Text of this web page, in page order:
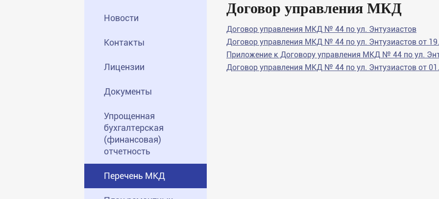
Новости
Контакты
Лицензии
Документы
Упрощенная
бухгалтерская
(финансовая)
отчетность
Перечень МКД
Договор управления МКД
Договор управления МКД № 44 по ул. Энтузиастов
Договор управления МКД № 44 по ул. Энтузиастов от
Приложение к Договору управления МКД № 44 по ул.
Договор управления МКД № 44 по ул. Энтузиастов от